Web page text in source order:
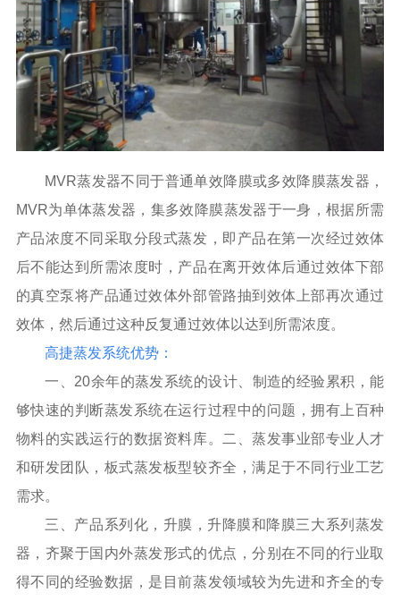
MVR蒸发器不同于普通单效降膜或多效降膜蒸发器，
MVR为单体蒸发器，集多效降膜蒸发器于一身，根据所需
产品浓度不同采取分段式蒸发，即产品在第一次经过效体
后不能达到所需浓度时，产品在离开效体后通过效体下部
的真空泵将产品通过效体外部管路抽到效体上部再次通过
效体，然后通过这种反复通过效体以达到所需浓度。
高捷蒸发系统优势：
一、20余年的蒸发系统的设计、制造的经验累积，能
够快速的判断蒸发系统在运行过程中的问题，拥有上百种
物料的实践运行的数据资料库。二、蒸发事业部专业人才
和研发团队，板式蒸发板型较齐全，满足于不同行业工艺
需求。
三、产品系列化，升膜，升降膜和降膜三大系列蒸发
器，齐聚于国内外蒸发形式的优点，分别在不同的行业取
得不同的经验数据，是目前蒸发领域较为先进和齐全的专